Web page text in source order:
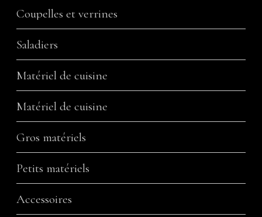
Coupelles et verrines
Saladiers
Matériel de cuisine
Matériel de cuisine
Gros matériels
Petits matériels
Accessoires